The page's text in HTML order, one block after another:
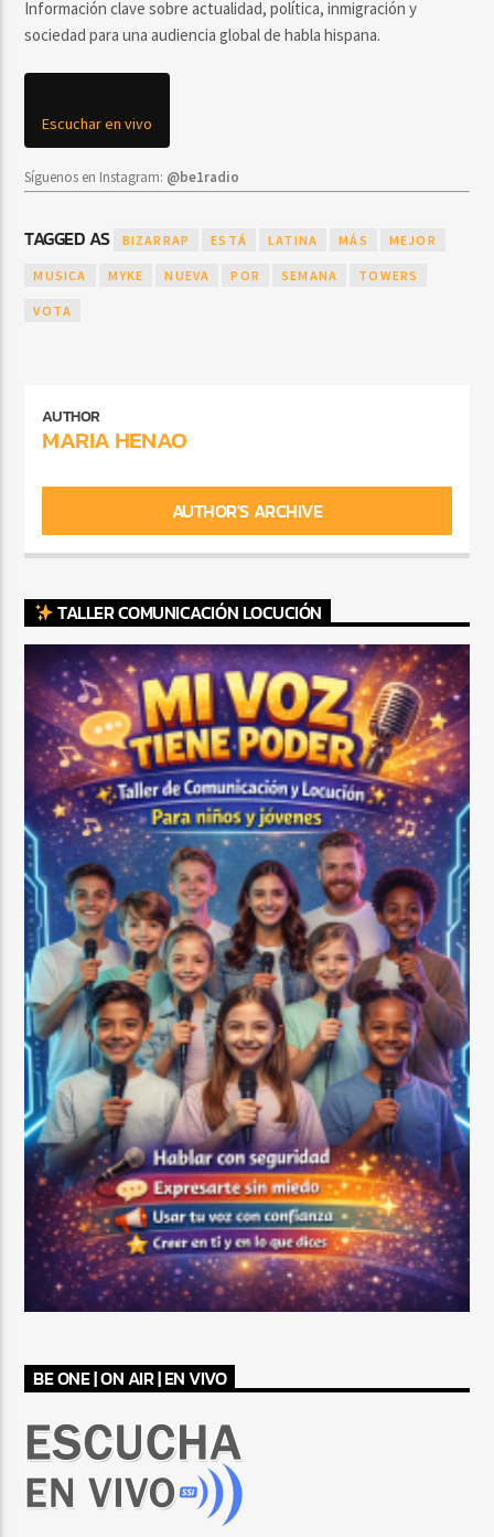
Información clave sobre actualidad, política, inmigración y
sociedad para una audiencia global de habla hispana.
Escuchar en vivo
Síguenos en Instagram: @be1radio
TAGGED AS BIZARRAP ESTÁ LATINA MÁS MEJOR
MUSICA MYKE NUEVA POR SEMANA TOWERS
VOTA
AUTHOR
MARIA HENAO
AUTHOR'S ARCHIVE
TALLER COMUNICACIÓN LOCUCIÓN
BE ONE | ON AIR | EN VIVO